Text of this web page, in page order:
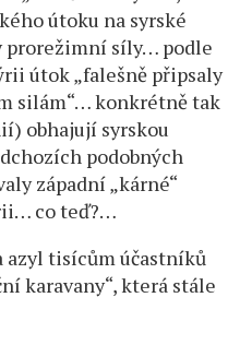
útoku na syrské
prorežimní síly… podle
útok „falešně připsaly
silám“… konkrétně tak
obhajují syrskou
podobných
západní „kárné“
co teď?…
tisícům účastníků
karavany“, která stále